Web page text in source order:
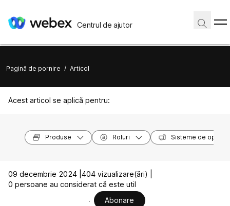
Centrul de ajutor
Pagină de pornire / Articol
Acest articol se aplică pentru:
Produse Roluri Sisteme de
09 decembrie 2024 | 404 vizualizare(ări) |
0 persoane au considerat că este util
Abonare